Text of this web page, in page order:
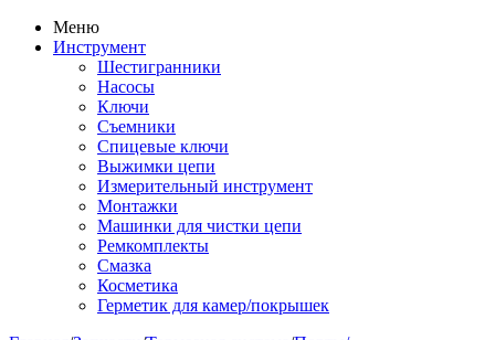
Меню
Инструмент
Шестигранники
Насосы
Ключи
Съемники
Спицевые ключи
Выжимки цепи
Измерительный инструмент
Монтажки
Машинки для чистки цепи
Ремкомплекты
Смазка
Косметика
Герметик для камер/покрышек